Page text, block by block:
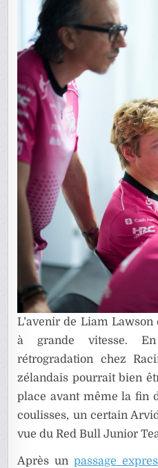
L’avenir de Liam Lawson
à grande vitesse.
rétrogradation chez
zélandais pourrait bien
place avant même la fin
coulisses, un certain
vue du Red Bull Junior
Après unpassage